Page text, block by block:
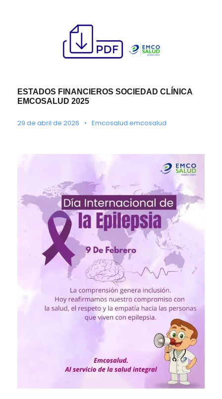
ESTADOS FINANCIEROS SOCIEDAD CLÍNICA
EMCOSALUD 2025
29 de abril de 2026 • Emcosalud emcosalud